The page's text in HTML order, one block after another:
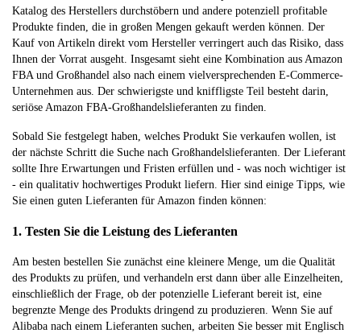
Katalog des Herstellers durchstöbern und andere potenziell profitable
Produkte finden, die in großen Mengen gekauft werden können. Der
Kauf von Artikeln direkt vom Hersteller verringert auch das Risiko, dass
Ihnen der Vorrat ausgeht. Insgesamt sieht eine Kombination aus Amazon
FBA und Großhandel also nach einem vielversprechenden E-Commerce-
Unternehmen aus. Der schwierigste und kniffligste Teil besteht darin,
seriöse Amazon FBA-Großhandelslieferanten zu finden.
Sobald Sie festgelegt haben, welches Produkt Sie verkaufen wollen, ist
der nächste Schritt die Suche nach Großhandelslieferanten. Der Lieferant
sollte Ihre Erwartungen und Fristen erfüllen und - was noch wichtiger ist
- ein qualitativ hochwertiges Produkt liefern. Hier sind einige Tipps, wie
Sie einen guten Lieferanten für Amazon finden können:
1. Testen Sie die Leistung des Lieferanten
Am besten bestellen Sie zunächst eine kleinere Menge, um die Qualität
des Produkts zu prüfen, und verhandeln erst dann über alle Einzelheiten,
einschließlich der Frage, ob der potenzielle Lieferant bereit ist, eine
begrenzte Menge des Produkts dringend zu produzieren. Wenn Sie auf
Alibaba nach einem Lieferanten suchen, arbeiten Sie besser mit Englisch